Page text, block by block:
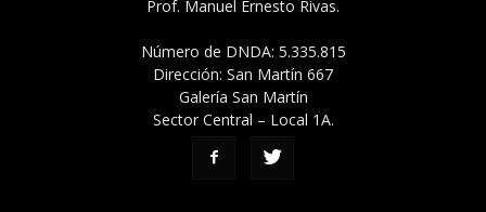
Prof. Manuel Ernesto Rivas.
Número de DNDA: 5.335.815
Dirección: San Martín 667
Galería San Martín
Sector Central – Local 1A.